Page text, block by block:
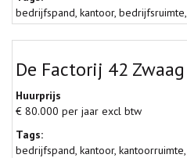
bedrijfspand, kantoor, bedrijfsruimte,
De Factorij 42 Zwaag
Huurprijs
€ 80.000 per jaar excl btw
Tags:
bedrijfspand, kantoor, kantoorruimte,